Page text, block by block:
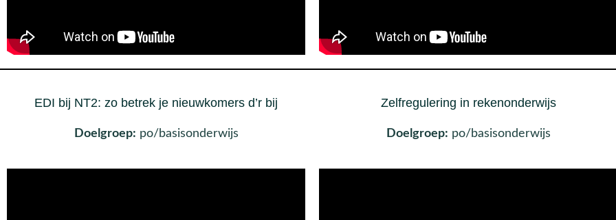
EDI bij NT2: zo betrek je nieuwkomers d’r bij
Doelgroep: po/basisonderwijs
Zelfregulering in rekenonderwijs
Doelgroep: po/basisonderwijs